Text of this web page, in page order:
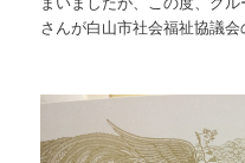
さんが白山市社会福祉協議会